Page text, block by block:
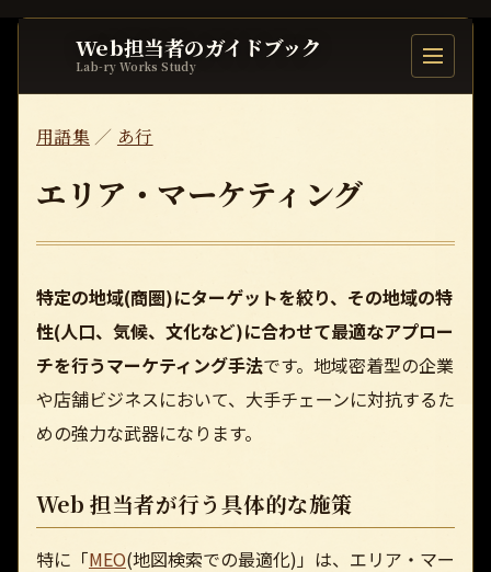
Web担当者のガイドブック
Lab-ry Works Study 目次を開
用語集／ あ行
エリア・マーケティング
特定の地域(商圏)にターゲットを絞り、その地域の特
性(人口、気候、文化など)に合わせて最適なアプロー
チを行うマーケティング手法です。地域密着型の企業
や店舗ビジネスにおいて、大手チェーンに対抗するた
めの強力な武器になります。
Web 担当者が行う具体的な施策
特に「MEO(地図検索での最適化)」は、エリア・マー